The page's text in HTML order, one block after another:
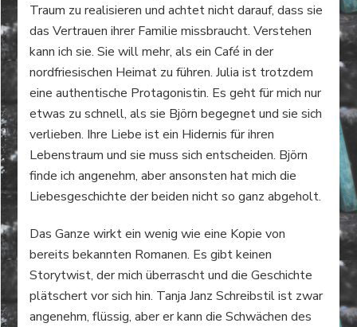
Traum zu realisieren und achtet nicht darauf, dass sie
das Vertrauen ihrer Familie missbraucht. Verstehen
kann ich sie. Sie will mehr, als ein Café in der
nordfriesischen Heimat zu führen. Julia ist trotzdem
eine authentische Protagonistin. Es geht für mich nur
etwas zu schnell, als sie Björn begegnet und sie sich
verlieben. Ihre Liebe ist ein Hidernis für ihren
Lebenstraum und sie muss sich entscheiden. Björn
finde ich angenehm, aber ansonsten hat mich die
Liebesgeschichte der beiden nicht so ganz abgeholt.
Das Ganze wirkt ein wenig wie eine Kopie von
bereits bekannten Romanen. Es gibt keinen
Storytwist, der mich überrascht und die Geschichte
plätschert vor sich hin. Tanja Janz Schreibstil ist zwar
angenehm, flüssig, aber er kann die Schwächen des